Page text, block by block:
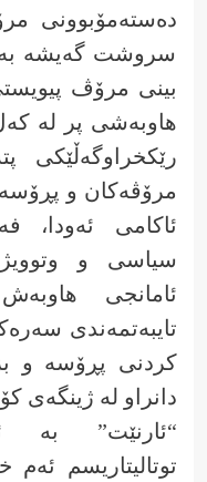
دەستەمۆبوونی
سروشت گەیشە
بینی مرۆڤ
هاوبەشی پر لە
رێکخراوگەڵێکی
مرۆڤەکان و
ئاکامی ئەودا،
سیاسی و
ئامانجی
تایبەتمەندی
کردنی پڕۆسە و
دانراو لە ژینگەی
“ئارنێت” بە
توتالیتاریسم